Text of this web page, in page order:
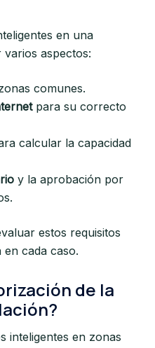
en una
aspectos:
comunes.
para su correcto
calcular la capacidad
y la aprobación por
estos requisitos
cada caso.
de la
inteligentes en zonas